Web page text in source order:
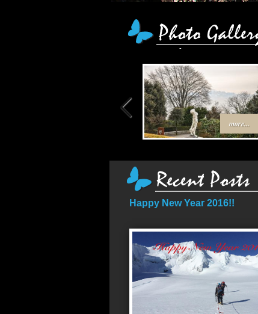
more...
Happy New Year 2016!!